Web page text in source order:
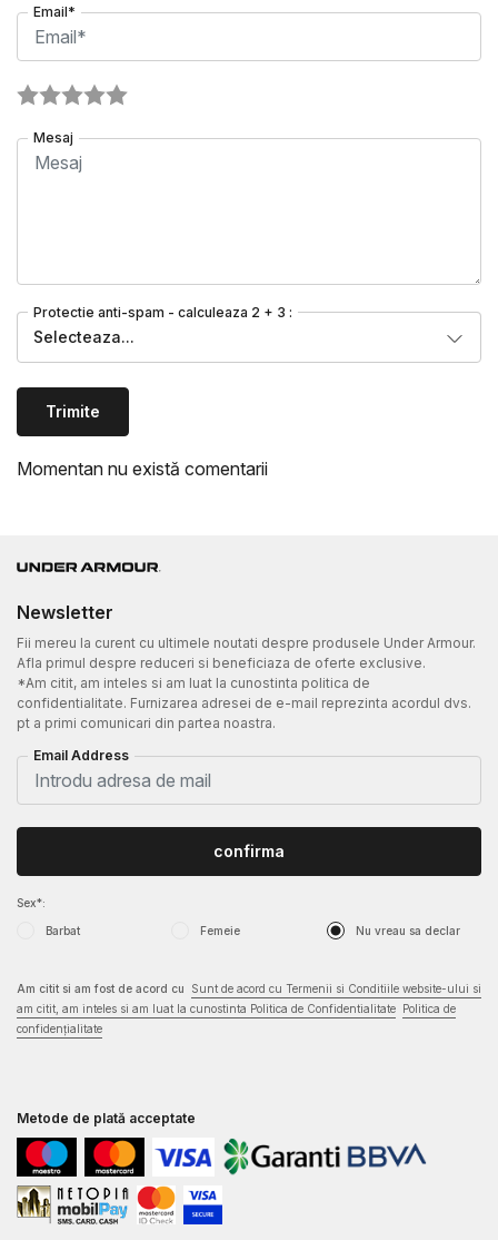
Email*
Mesaj
Protectie anti-spam - calculeaza 2 + 3 :
Selecteaza...
Trimite
Momentan nu există comentarii
Newsletter
Fii mereu la curent cu ultimele noutati despre produsele Under Armour.
Afla primul despre reduceri si beneficiaza de oferte exclusive.
*Am citit, am inteles si am luat la cunostinta politica de
confidentialitate. Furnizarea adresei de e-mail reprezinta acordul dvs.
pt a primi comunicari din partea noastra.
Email Address
Sex*:
Barbat Femeie Nu vreau sa declar
confirma
Am citit si am fost de acord cu
Sunt de acord cu Termenii si Conditiile website-ului si
am citit, am inteles si am luat la cunostinta Politica de Confidentialitate Politica de
confidențialitate
Metode de plată acceptate